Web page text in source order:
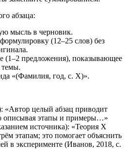
абзаца:
мысль в черновик.
(12–25 слов) без
(1–2 предложения), показывающее
темы.
«(Фамилия, год, с. X)».
«Автор целый абзац приводит
описывая этапы и примеры…»
источника): «Теория X
этапам; это помогает объяснить
в эксперименте (Иванов, 2018, с.